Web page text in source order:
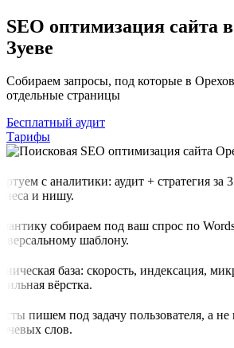
SEO оптимизация сайта
Зуеве
Собираем запросы, под которые в
отдельные страницы
Бесплатный аудит
Тарифы
с аналитики: аудит + стратегия за
и нишу.
собираем под ваш спрос по
шаблону.
база: скорость, индексация,
вёрстка.
пишем под задачу пользователя, а не
слов.